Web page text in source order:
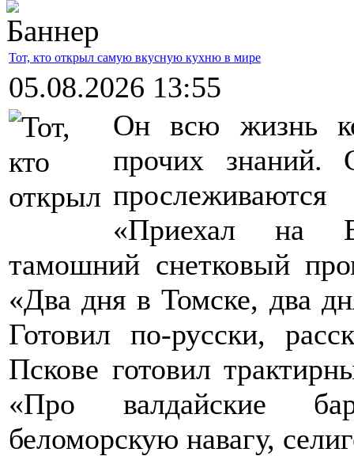
Тот, кто открыл самую вкусную кухню в мире
05.08.2026 13:55
Он всю жизнь
прочих знаний.
«Приехал на
тамошний снетковый
«Два дня в Томске, два
Готовил по-русски,
Пскове готовил
«Про валдайские
беломорскую навагу,